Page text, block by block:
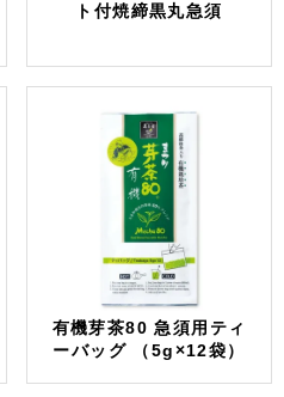
ト付焼締黒丸急須
有機芽茶80 急須用ティ
ーバッグ （5g×12袋）